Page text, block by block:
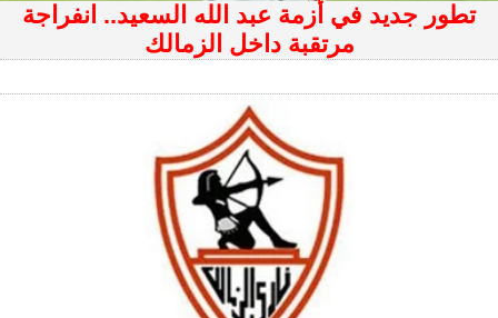
تطور جديد في أزمة عبد الله السعيد.. انفراجة
مرتقبة داخل الزمالك